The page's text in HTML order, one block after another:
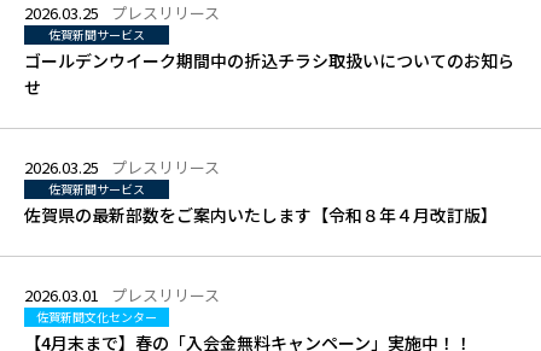
2026.03.25 プレスリリース
佐賀新聞サービス
ゴールデンウイーク期間中の折込チラシ取扱いについてのお知ら
せ
2026.03.25 プレスリリース
佐賀新聞サービス
佐賀県の最新部数をご案内いたします【令和８年４月改訂版】
2026.03.01 プレスリリース
佐賀新聞文化センター
【4月末まで】春の「入会金無料キャンペーン」実施中！！